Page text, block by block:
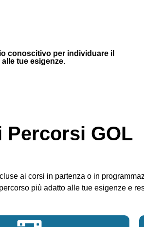
conoscitivo per individuare il
tue esigenze.
Percorsi GOL
ai corsi in partenza o in
più adatto alle tue esigenze e